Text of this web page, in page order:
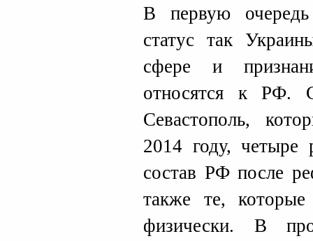
В первую
статус так
сфере и
относятся к РФ.
Севастополь,
2014 году, четыре
состав РФ после
также те,
физически. В